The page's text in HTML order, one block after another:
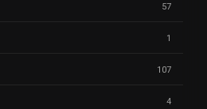
57
1
107
4